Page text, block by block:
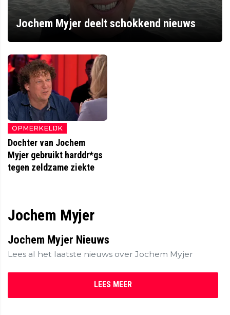
Jochem Myjer deelt schokkend nieuws
OPMERKELIJK
Dochter van Jochem
Myjer gebruikt harddr*gs
tegen zeldzame ziekte
Jochem Myjer
Jochem Myjer Nieuws
Lees al het laatste nieuws over Jochem Myjer
LEES MEER